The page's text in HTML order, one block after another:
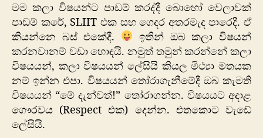
මම කලා විෂයන්ට පාඩම් කරද්දී බොහෝ වෙලාවක්
පාඩම් කරේ, SLIIT එක සහ ගෙදර අතරමැද පාරෙදී. ඒ
කියන්නෙ බස් එකේදී.
ඉතින් ඔබ කලා විෂයන්
කරනවානම් වඩා හොඳයි. නමුත් තමුන් කරන්නේ කලා
විෂයයන්, කලා විෂයයන් ලේසියි කියල මිථ්‍යා මතයක
නම් ඉන්න එපා. විෂයයන් තෝරාගැනීමේදී ඔබ කැමති
විෂයයන් “මේ දැන්වත්!” තෝරාගන්න. විෂයයට අදාළ
ගෞරවය (Respect එක) දෙන්න. එතකොට වැඩේ
ලේසියි.